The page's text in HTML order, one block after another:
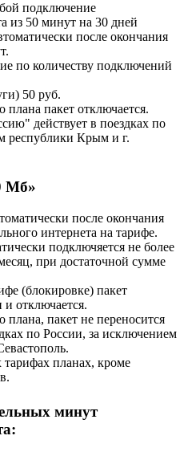
подключение
из 50 минут на 30 дней
после окончания
по количеству подключений
50 руб.
пакет отключается.
действует в поездках по
республики Крым и г.
Мб»
после окончания
интернета на тарифе.
подключяется не более
при достаточной сумме
(блокировке) пакет
и отключается.
пакет не переносится
по России, за исключением
тарифах планах, кроме
минут